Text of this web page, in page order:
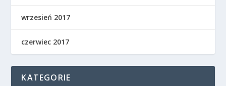
wrzesień 2017
czerwiec 2017
KATEGORIE